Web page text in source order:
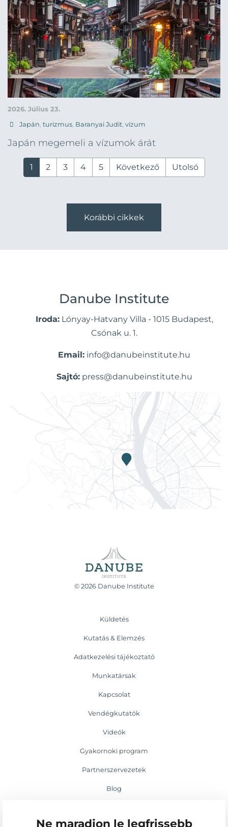
Ne maradjon le legfrissebb
2026. Július 23.
Japán, turizmus, Baranyai Judit, vízum
Japán megemeli a vízumok árát
1 2 3 4 5 Következő Utolsó
Korábbi cikkek
Danube Institute
Iroda:Lónyay-Hatvany Villa - 1015 Budapest,
Csónak u. 1.
Email: info@danubeinstitute.hu
Sajtó: press@danubeinstitute.hu
© 2026 Danube Institute
Küldetés
Kutatás & Elemzés
Adatkezelési tájékoztató
Munkatársak
Kapcsolat
Vendégkutatók
Videók
Gyakornoki program
Partnerszervezetek
Blog